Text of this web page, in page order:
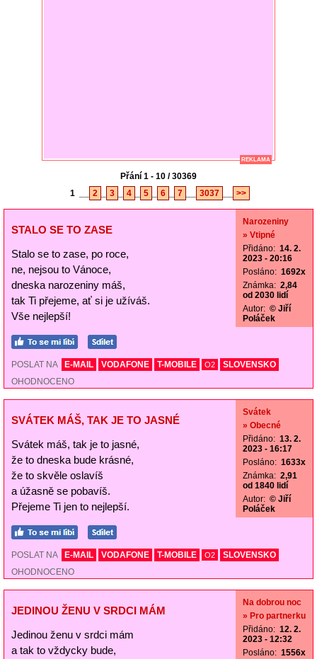
REKLAMA
Přání 1 - 10 / 30369
1
2 3 4 5 6 7 3037 >>
STALO SE TO ZASE
Stalo se to zase, po roce,
ne, nejsou to Vánoce,
dneska narozeniny máš,
tak Ti přejeme, ať si je užíváš.
Vše nejlepší!
Narozeniny
» Vtipné
Přidáno: 14. 2.
2023 - 20:16
Posláno: 1692x
Známka: 2,84
od 2030 lidí
Autor: © Jiří
Poláček
POSLAT NA E-MAIL VODAFONE T-MOBILE O2
SLOVENSKO
OHODNOCENO
SVÁTEK MÁŠ, TAK JE TO JASNÉ
Svátek máš, tak je to jasné,
že to dneska bude krásné,
že to skvěle oslavíš
a úžasně se pobavíš.
Přejeme Ti jen to nejlepší.
Svátek
» Obecné
Přidáno: 13. 2.
2023 - 16:17
Posláno: 1633x
Známka: 2,91
od 1840 lidí
Autor: © Jiří
Poláček
POSLAT NA E-MAIL VODAFONE T-MOBILE O2
SLOVENSKO
OHODNOCENO
JEDINOU ŽENU V SRDCI MÁM
Jedinou ženu v srdci mám
a tak to vždycky bude,
Na dobrou noc
» Pro partnerku
Přidáno: 12. 2.
2023 - 12:32
Posláno: 1556x